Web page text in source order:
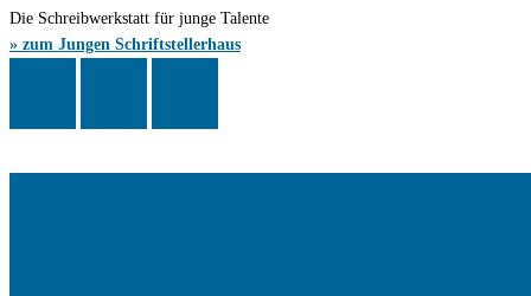
Die Schreibwerkstatt für junge Talente
» zum Jungen Schriftstellerhaus